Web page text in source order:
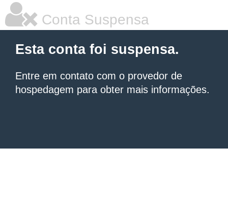
Conta Suspensa
Esta conta foi suspensa.
Entre em contato com o provedor de
hospedagem para obter mais informações.